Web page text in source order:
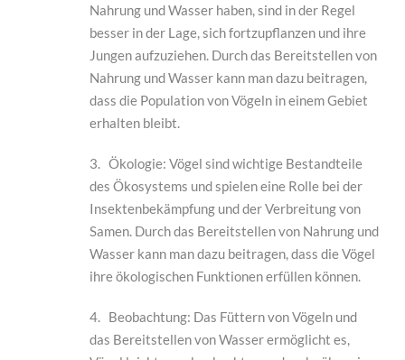
Nahrung und Wasser haben, sind in der Regel
besser in der Lage, sich fortzupflanzen und ihre
Jungen aufzuziehen. Durch das Bereitstellen von
Nahrung und Wasser kann man dazu beitragen,
dass die Population von Vögeln in einem Gebiet
erhalten bleibt.
3. Ökologie: Vögel sind wichtige Bestandteile
des Ökosystems und spielen eine Rolle bei der
Insektenbekämpfung und der Verbreitung von
Samen. Durch das Bereitstellen von Nahrung und
Wasser kann man dazu beitragen, dass die Vögel
ihre ökologischen Funktionen erfüllen können.
4. Beobachtung: Das Füttern von Vögeln und
das Bereitstellen von Wasser ermöglicht es,